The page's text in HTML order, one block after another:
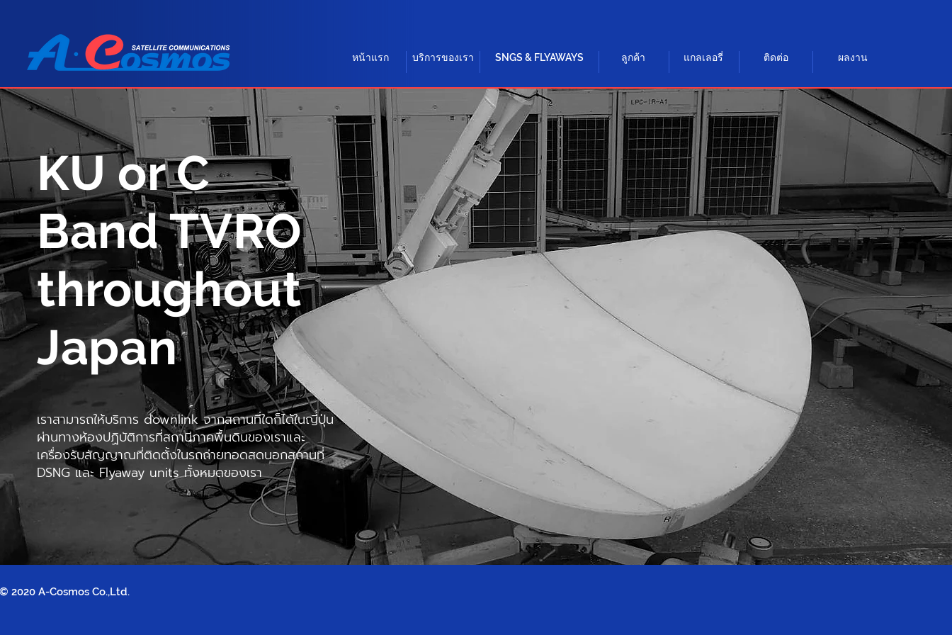
KU or C
Band TVRO
throughout
Japan
เราสามารถให้บริการ downlink จากสถานที่ใดก็ได้ในญี่ปุ่น
ผ่านทางห้องปฏิบัติการที่สถานีภาคพื้นดินของเราและ
เครื่องรับสัญญาณที่ติดตั้งในรถถ่ายทอดสดนอกสถานที่
DSNG และ Flyaway units ทั้งหมดของเรา
หน้าแรก บริการของเรา SNGS & FLYAWAYS ลูกค้า แกลเลอรี่ ติดต่อ ผลงาน
© 2020 A-Cosmos Co.,Ltd.